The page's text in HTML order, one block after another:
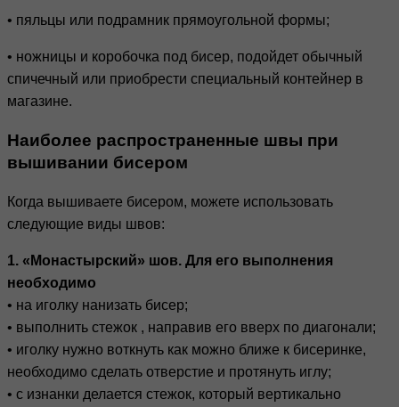
• пяльцы или подрамник прямоугольной формы;
• ножницы и коробочка под бисер, подойдет обычный
спичечный или приобрести специальный контейнер в
магазине.
Наиболее распространенные швы при
вышивании бисером
Когда вышиваете бисером, можете использовать
следующие виды швов:
1. «Монастырский» шов. Для его выполнения
необходимо
• на иголку нанизать бисер;
• выполнить стежок , направив его вверх по диагонали;
• иголку нужно воткнуть как можно ближе к бисеринке,
необходимо сделать отверстие и протянуть иглу;
• с изнанки делается стежок, который вертикально